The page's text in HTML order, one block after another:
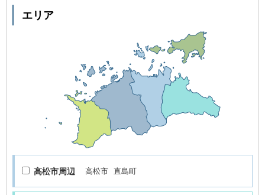
エリア
高松市周辺 高松市 直島町